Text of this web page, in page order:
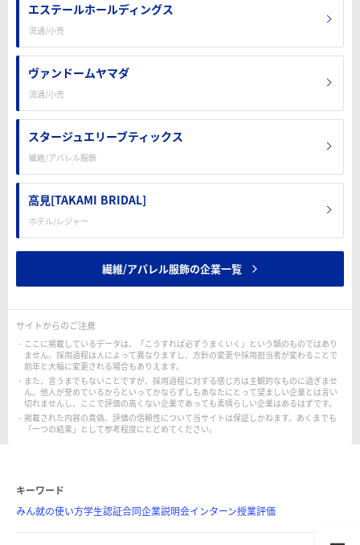
エステールホールディングス
流通/小売
ヴァンドームヤマダ
流通/小売
スタージュエリーブティックス
繊維/アパレル服飾
高見[TAKAMI BRIDAL]
ホテル/レジャー
繊維/アパレル服飾の企業一覧
サイトからのご注意
ここに掲載しているデータは、「こうすれば必ずうまくいく」という類のものではあり
ません。採用過程は人によって異なりますし、方針の変更や採用担当者が変わることで
前年と大幅に変更される場合もありえます。
また、言うまでもないことですが、採用過程に対する感じ方は主観的なものに過ぎませ
ん。他人が誉めているからといってかならずしもあなたにとって望ましい企業とは言い
切れませんし、ここで評価の高くない企業であっても素晴らしい企業はあるはずです。
掲載された内容の真偽、評価の信頼性について当サイトは保証しかねます。あくまでも
「一つの結果」として参考程度にとどめてください。
キーワード
みん就の使い方学生認証合同企業説明会インターン授業評価